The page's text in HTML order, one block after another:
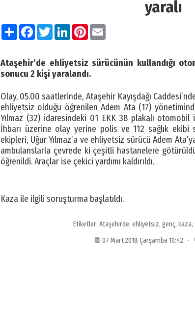
yaralı
PaylaşFacebook
TwitterLinkedInPinterest
Ataşehir’de ehliyetsiz sürücünün kullandığı
sonucu 2 kişi yaralandı.
Olay, 05.00 saatlerinde, Ataşehir Kayışdağı
ehliyetsiz olduğu öğrenilen Adem Ata (17)
Yılmaz (32) idaresindeki 01 EKK 38 plakalı otomobil
İhbarı üzerine olay yerine polis ve 112 sağlık ekibi
ekipleri, Uğur Yılmaz’a ve ehliyetsiz sürücü Adem
ambulanslarla çevrede ki çeşitli hastanelere
öğrenildi. Araçlar ise çekici yardımı kaldırıldı.
Kaza ile ilgili soruşturma başlatıldı.
Etiketler: Ataşehirde, ehliyetsiz, genç, kaza,
📆 07 Mart 2018 Çarşamba 10:42 ·